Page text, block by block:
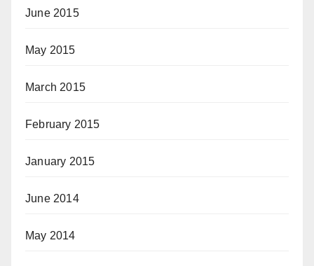
June 2015
May 2015
March 2015
February 2015
January 2015
June 2014
May 2014